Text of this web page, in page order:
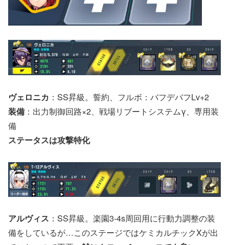
ヴェロニカ ：SS昇級。誓約、フルボ：バフデバフLv+2
装備 ：出力制御回路×2、戦場リブートシステムγ、専用装
備
ステータスは攻撃特化
アルヴィス ：SS昇級。楽園3-4s周回用に行動力調整の装
備をしているが…このステージではケミカルチックXが出